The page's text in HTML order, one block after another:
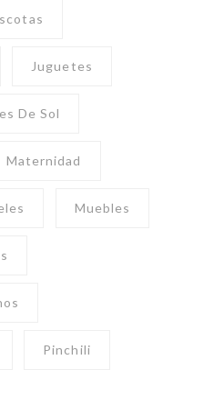
Juguetes
De Sol
Maternidad
Muebles
Pinchili